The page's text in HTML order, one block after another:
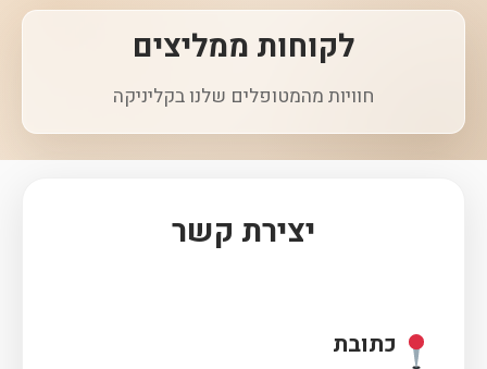
לקוחות ממליצים
חוויות מהמטופלים שלנו בקליניקה
יצירת קשר
כתובת